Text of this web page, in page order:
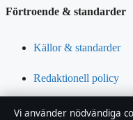
Förtroende & standarder
Källor & standarder
Redaktionell policy
Rättelsepolicy
Vi använder nödvändiga